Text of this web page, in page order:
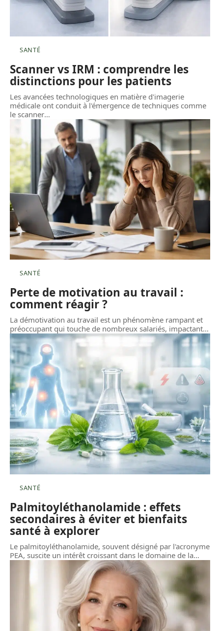
SANTÉ
Scanner vs IRM : comprendre les
distinctions pour les patients
Les avancées technologiques en matière d'imagerie
médicale ont conduit à l'émergence de techniques comme
le scanner…
SANTÉ
Perte de motivation au travail :
comment réagir ?
La démotivation au travail est un phénomène rampant et
préoccupant qui touche de nombreux salariés, impactant…
SANTÉ
Palmitoyléthanolamide : effets
secondaires à éviter et bienfaits
santé à explorer
Le palmitoyléthanolamide, souvent désigné par l'acronyme
PEA, suscite un intérêt croissant dans le domaine de la…